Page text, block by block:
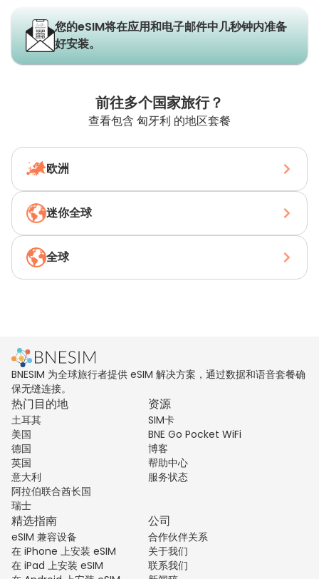
您的eSIM将在应用和电子邮件中几秒钟内准备
好安装。
前往多个国家旅行？
查看包含 匈牙利 的地区套餐
欧洲
迷你全球
全球
BNESIM 为全球旅行者提供 eSIM 解决方案，通过数据和语音套餐确
保无缝连接。
热门目的地
土耳其
美国
德国
英国
意大利
阿拉伯联合酋长国
瑞士
资源
SIM卡
BNE Go Pocket WiFi
博客
帮助中心
服务状态
精选指南
eSIM 兼容设备
在 iPhone 上安装 eSIM
在 iPad 上安装 eSIM
公司
合作伙伴关系
关于我们
联系我们